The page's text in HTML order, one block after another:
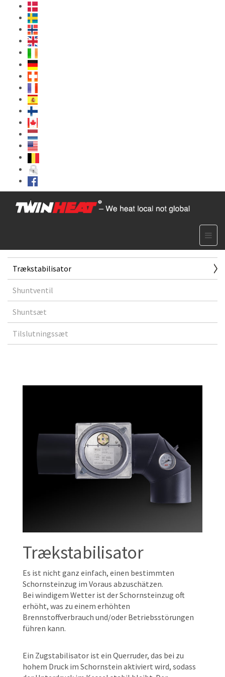
Trækstabilisator
Shuntventil
Shuntsæt
Tilslutningssæt
Trækstabilisator
Es ist nicht ganz einfach, einen bestimmten
Schornsteinzug im Voraus abzuschätzen.
Bei windigem Wetter ist der Schornsteinzug oft
erhöht, was zu einem erhöhten
Brennstoffverbrauch und/oder Betriebsstörungen
führen kann.
Ein Zugstabilisator ist ein Querruder, das bei zu
hohem Druck im Schornstein aktiviert wird, sodass